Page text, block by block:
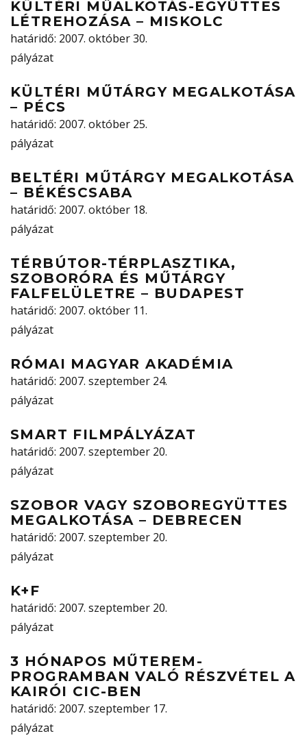
KÜLTÉRI MŰALKOTÁS-EGYÜTTES
LÉTREHOZÁSA – MISKOLC
határidő: 2007. október 30.
pályázat
KÜLTÉRI MŰTÁRGY MEGALKOTÁSA
– PÉCS
határidő: 2007. október 25.
pályázat
BELTÉRI MŰTÁRGY MEGALKOTÁSA
– BÉKÉSCSABA
határidő: 2007. október 18.
pályázat
TÉRBÚTOR-TÉRPLASZTIKA,
SZOBORÓRA ÉS MŰTÁRGY
FALFELÜLETRE – BUDAPEST
határidő: 2007. október 11.
pályázat
RÓMAI MAGYAR AKADÉMIA
határidő: 2007. szeptember 24.
pályázat
SMART FILMPÁLYÁZAT
határidő: 2007. szeptember 20.
pályázat
SZOBOR VAGY SZOBOREGYÜTTES
MEGALKOTÁSA – DEBRECEN
határidő: 2007. szeptember 20.
pályázat
K+F
határidő: 2007. szeptember 20.
pályázat
3 HÓNAPOS MŰTEREM-
PROGRAMBAN VALÓ RÉSZVÉTEL A
KAIRÓI CIC-BEN
határidő: 2007. szeptember 17.
pályázat